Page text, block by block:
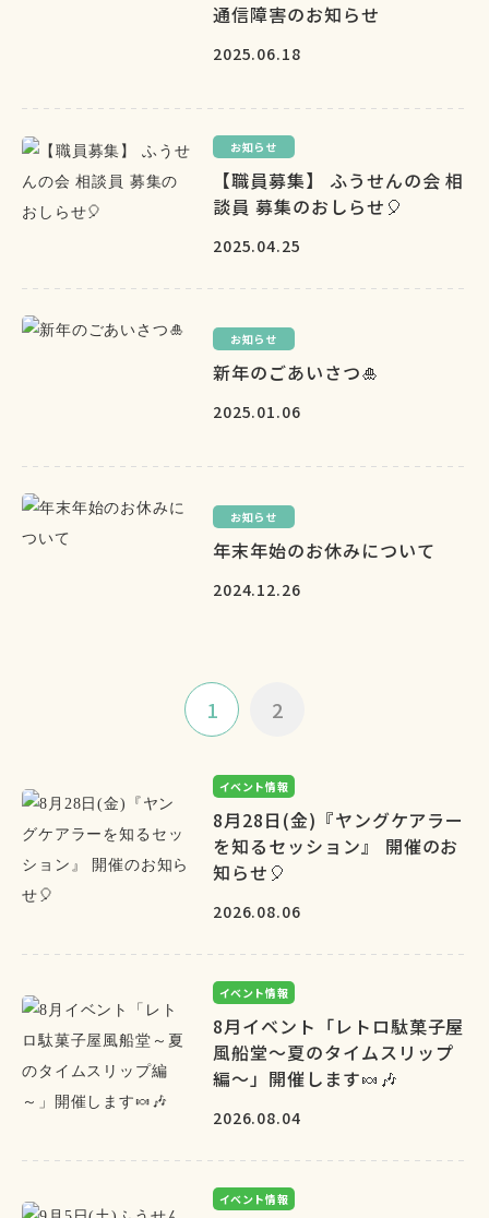
通信障害のお知らせ
2025.06.18
お知らせ
【職員募集】 ふうせんの会 相
談員 募集のおしらせ🎈
2025.04.25
お知らせ
新年のごあいさつ🎍
2025.01.06
お知らせ
年末年始のお休みについて
2024.12.26
1 2
イベント情報
8月28日(金)『ヤングケアラー
を知るセッション』 開催のお
知らせ🎈
2026.08.06
イベント情報
8月イベント「レトロ駄菓子屋
風船堂～夏のタイムスリップ
編～」開催します🍬🎶
2026.08.04
イベント情報